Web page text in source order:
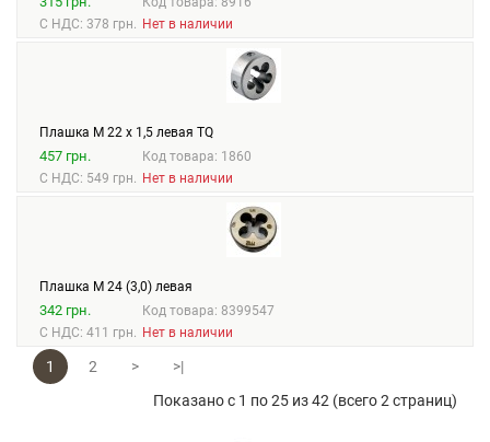
С НДС: 378 грн. Нет в наличии
Плашка М 22 х 1,5 левая TQ
457 грн.
С НДС: 549 грн.
Код товара: 1860
Нет в наличии
Плашка М 24 (3,0) левая
342 грн.
С НДС: 411 грн.
Код товара: 8399547
Нет в наличии
1 2 >
>|
Показано с 1 по 25 из 42 (всего 2 страниц)